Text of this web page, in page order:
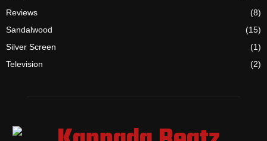
Reviews
(8)
Sandalwood
(15)
Silver Screen
(1)
Television
(2)